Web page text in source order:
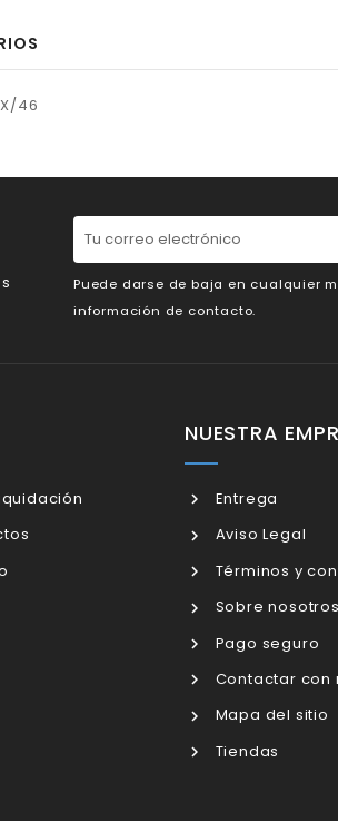
X/46
Puede darse de baja en cualquier
información de contacto.
NUESTRA
Entrega
Aviso Legal
Términos y
Sobre nosotros
Pago seguro
Contactar con
Mapa del sitio
Tiendas